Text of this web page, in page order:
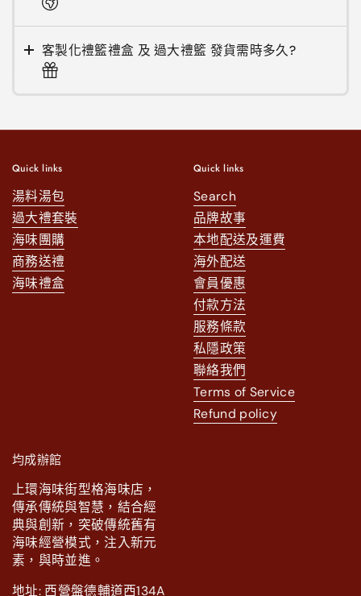
客製化禮籃禮盒 及 過大禮籃 發貨需時多久?
Quick links
湯料湯包
過大禮套裝
海味團購
商務送禮
海味禮盒
Quick links
Search
品牌故事
本地配送及運費
海外配送
會員優惠
付款方法
服務條款
私隱政策
聯絡我們
Terms of Service
Refund policy
均成辦館
上環海味街型格海味店，
傳承傳統與智慧，結合經
典與創新，突破傳統舊有
海味經營模式，注入新元
素，與時並進。
地址: 西營盤德輔道西134A